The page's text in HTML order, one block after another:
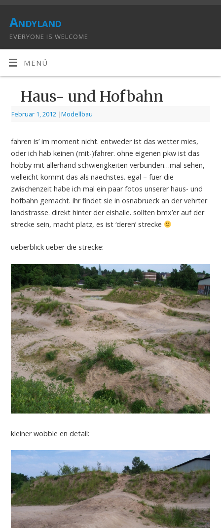
Andyland
EVERYONE IS WELCOME
MENÜ
Haus- und Hofbahn
Februar 1, 2012 |Modellbau
fahren is’ im moment nicht. entweder ist das wetter mies,
oder ich hab keinen (mit-)fahrer. ohne eigenen pkw ist das
hobby mit allerhand schwierigkeiten verbunden…mal sehen,
vielleicht kommt das als naechstes. egal – fuer die
zwischenzeit habe ich mal ein paar fotos unserer haus- und
hofbahn gemacht. ihr findet sie in osnabrueck an der vehrter
landstrasse. direkt hinter der eishalle. sollten bmx’er auf der
strecke sein, macht platz, es ist ‘deren’ strecke
ueberblick ueber die strecke:
kleiner wobble en detail: